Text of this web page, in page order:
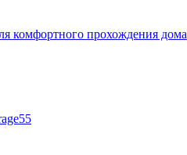
комфортного прохождения дома